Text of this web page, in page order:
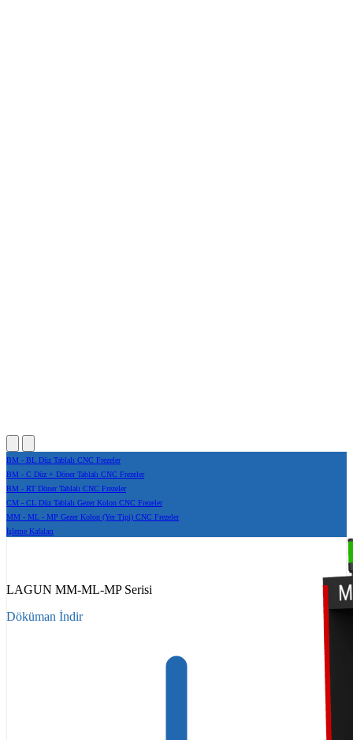
BM - BL Düz Tablalı CNC Frezeler
BM - C Düz + Döner Tablalı CNC Frezeler
BM - RT Döner Tablalı CNC Frezeler
CM - CL Düz Tablalı Gezer Kolon CNC Frezeler
MM - ML - MP Gezer Kolon (Yer Tipi) CNC Frezeler
İşleme Kafaları
LAGUN MM-ML-MP Serisi
Döküman İndir